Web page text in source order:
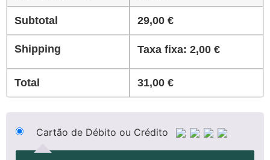
Subtotal 29,00 €
Shipping Taxa fixa: 2,00 €
Total 31,00 €
Cartão de Débito ou Crédito